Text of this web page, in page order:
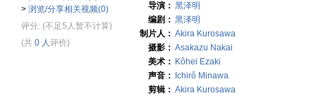
> 浏览/分享相关视频(0)
评分: (不足5人暂不计算)
(共 0 人评价)
导演： 黑泽明
编剧： 黑泽明
制片人： Akira Kurosawa
摄影： Asakazu Nakai
美术： Kôhei Ezaki
声音：
Ichirô Minawa
剪辑： Akira Kurosawa